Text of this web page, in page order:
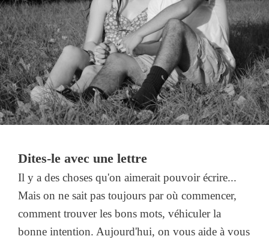
Dites-le avec une lettre
Il y a des choses qu'on aimerait pouvoir écrire...
Mais on ne sait pas toujours par où commencer,
comment trouver les bons mots, véhiculer la
bonne intention. Aujourd'hui, on vous aide à vous